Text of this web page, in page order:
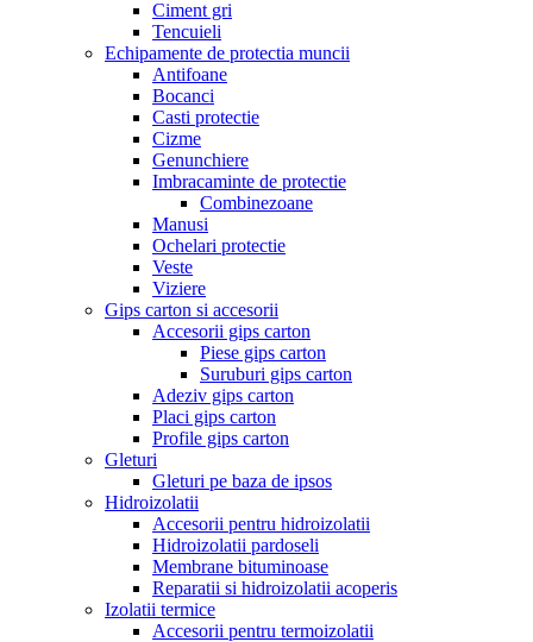
Ciment gri
Tencuieli
Echipamente de protectia muncii
Antifoane
Bocanci
Casti protectie
Cizme
Genunchiere
Imbracaminte de protectie
Combinezoane
Manusi
Ochelari protectie
Veste
Viziere
Gips carton si accesorii
Accesorii gips carton
Piese gips carton
Suruburi gips carton
Adeziv gips carton
Placi gips carton
Profile gips carton
Gleturi
Gleturi pe baza de ipsos
Hidroizolatii
Accesorii pentru hidroizolatii
Hidroizolatii pardoseli
Membrane bituminoase
Reparatii si hidroizolatii acoperis
Izolatii termice
Accesorii pentru termoizolatii